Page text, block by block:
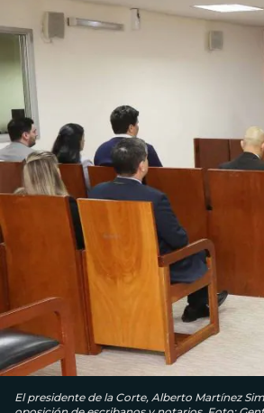
El presidente de la Corte, Alberto Martínez